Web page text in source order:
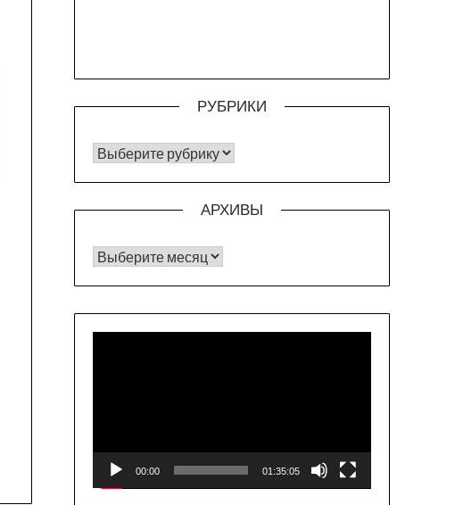
РУБРИКИ
РУБРИКИ
АРХИВЫ
Архивы
00:00 01:35:05